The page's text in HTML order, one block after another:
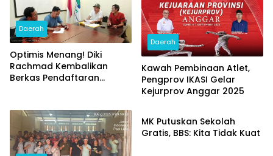
Daerah
Optimis Menang! Diki
Rachmad Kembalikan
Berkas Pendaftaran
Daerah
Kawah Pembinaan Atlet,
Pengprov IKASI Gelar
Kejurprov Anggar 2025
Daerah
MK Putuskan Sekolah
Gratis, BBS: Kita Tidak Kuat